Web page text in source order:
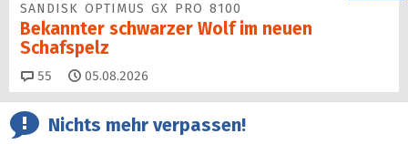
SANDISK OPTIMUS GX PRO 8100
Bekannter schwarzer Wolf im neuen
Schafspelz
55 Kommentare
05.08.2026
Nichts mehr verpassen!